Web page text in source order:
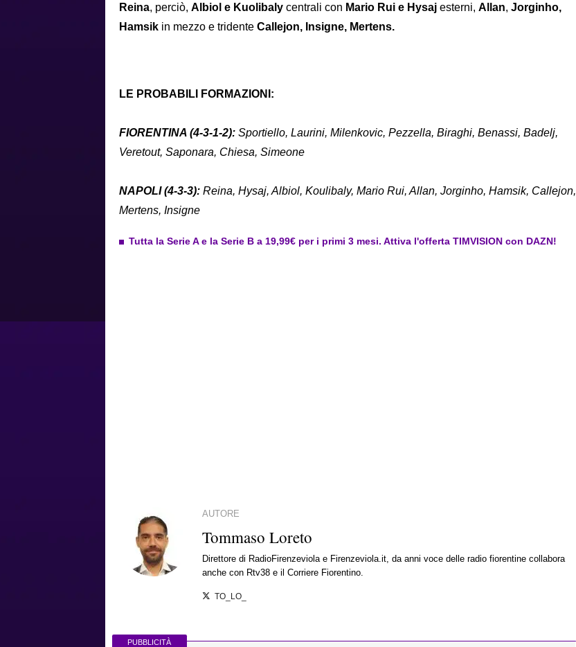
Reina, perciò, Albiol e Kuolibaly centrali con Mario Rui e Hysaj esterni, Allan, Jorginho,
Hamsik in mezzo e tridente Callejon, Insigne, Mertens.
LE PROBABILI FORMAZIONI:
FIORENTINA (4-3-1-2): Sportiello, Laurini, Milenkovic, Pezzella, Biraghi, Benassi, Badelj,
Veretout, Saponara, Chiesa, Simeone
NAPOLI (4-3-3): Reina, Hysaj, Albiol, Koulibaly, Mario Rui, Allan, Jorginho, Hamsik, Callejon,
Mertens, Insigne
Tutta la Serie A e la Serie B a 19,99€ per i primi 3 mesi. Attiva l'offerta TIMVISION con DAZN!
AUTORE
Tommaso Loreto
Direttore di RadioFirenzeviola e Firenzeviola.it, da anni voce delle radio fiorentine collabora
anche con Rtv38 e il Corriere Fiorentino.
TO_LO_
PUBBLICITÀ